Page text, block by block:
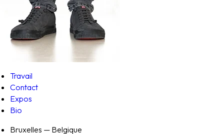
Travail
Contact
Expos
Bio
Bruxelles — Belgique